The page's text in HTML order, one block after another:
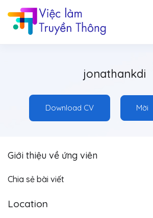
jonathankdi
Download CV Mời
Giới thiệu về ứng viên
Chia sẻ bài viết
Location